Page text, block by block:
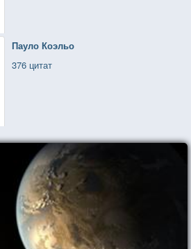
Пауло Коэльо
376 цитат